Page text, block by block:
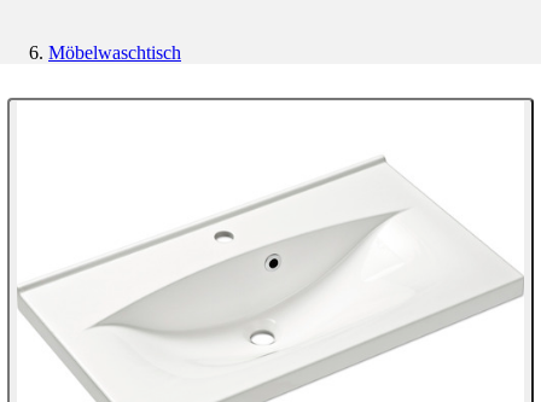
Möbelwaschtisch